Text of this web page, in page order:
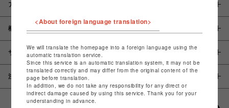
アイテム説明 / 素材
概要
サイズ
注意事項
<About foreign language translation>
We will translate the homepage into a foreign language using the
automatic translation service.
Since this service is an automatic translation system, it may not be
translated correctly and may differ from the original content of the
page before translation.
In addition, we do not take any responsibility for any direct or
indirect damage caused by using this service. Thank you for your
understanding in advance.